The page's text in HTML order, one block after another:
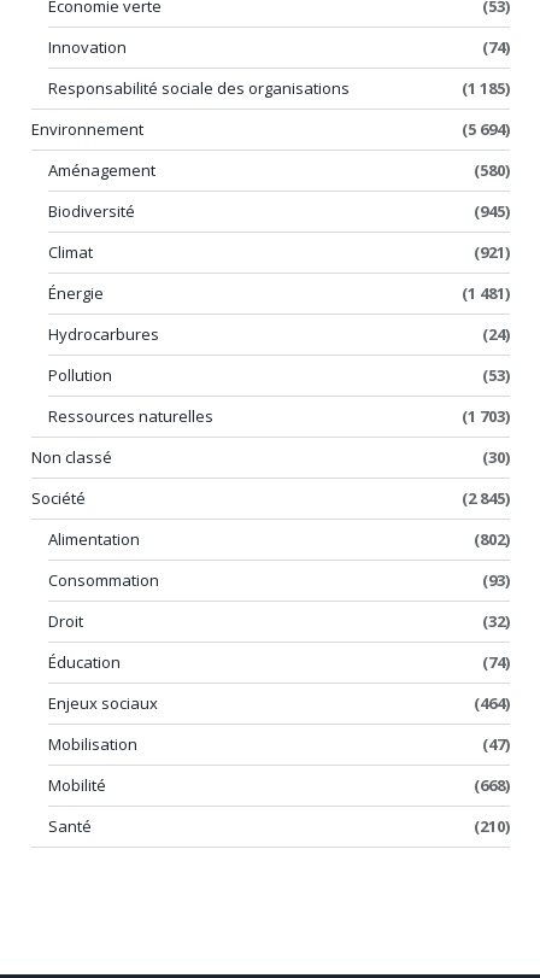
Économie verte
(53)
Innovation
(74)
Responsabilité sociale des organisations
(1 185)
Environnement
(5 694)
Aménagement
(580)
Biodiversité
(945)
Climat
(921)
Énergie
(1 481)
Hydrocarbures
(24)
Pollution
(53)
Ressources naturelles
(1 703)
Non classé
(30)
Société
(2 845)
Alimentation
(802)
Consommation
(93)
Droit
(32)
Éducation
(74)
Enjeux sociaux
(464)
Mobilisation
(47)
Mobilité
(668)
Santé
(210)